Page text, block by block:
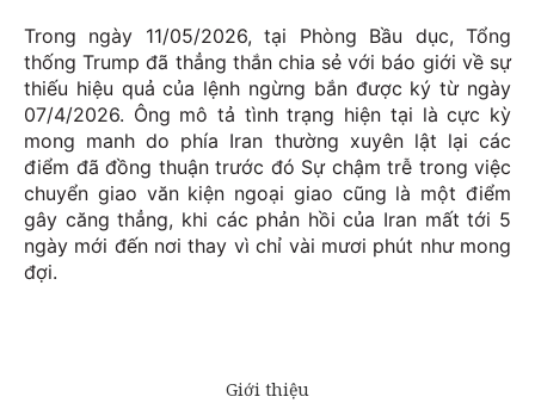
Trong ngày 11/05/2026, tại Phòng Bầu dục, Tổng
thống Trump đã thẳng thắn chia sẻ với báo giới về sự
thiếu hiệu quả của lệnh ngừng bắn được ký từ ngày
07/4/2026. Ông mô tả tình trạng hiện tại là cực kỳ
mong manh do phía Iran thường xuyên lật lại các
điểm đã đồng thuận trước đó Sự chậm trễ trong việc
chuyển giao văn kiện ngoại giao cũng là một điểm
gây căng thẳng, khi các phản hồi của Iran mất tới 5
ngày mới đến nơi thay vì chỉ vài mươi phút như mong
đợi.